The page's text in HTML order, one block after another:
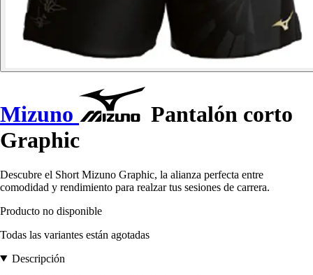
Mizuno
Pantalón corto
Graphic
Descubre el Short Mizuno Graphic, la alianza perfecta entre
comodidad y rendimiento para realzar tus sesiones de carrera.
Producto no disponible
Todas las variantes están agotadas
Descripción